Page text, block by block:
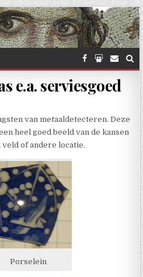
e.a. serviesgoed
van metaaldetecteren. Deze
heel goed beeld van de kansen
of andere locatie.
Porselein